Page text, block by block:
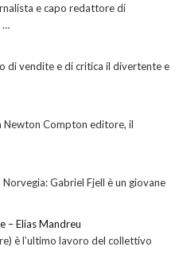
e capo redattore di
…
di vendite e di critica il divertente e
Newton Compton editore, il
Gabriel Fjell è un giovane
– Elias Mandreu
è l’ultimo lavoro del collettivo